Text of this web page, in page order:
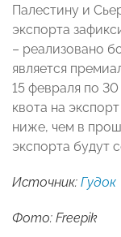
Палестину и
экспорта
– реализовано
является
15 февраля по
квота на
ниже, чем в
экспорта будут
Источник: Гудок
Фото: Freepik